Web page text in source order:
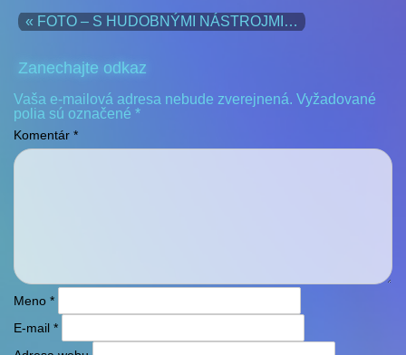
« FOTO – S HUDOBNÝMI NÁSTROJMI…
Zanechajte odkaz
Vaša e-mailová adresa nebude zverejnená. Vyžadované
polia sú označené *
Komentár *
Meno *
E-mail *